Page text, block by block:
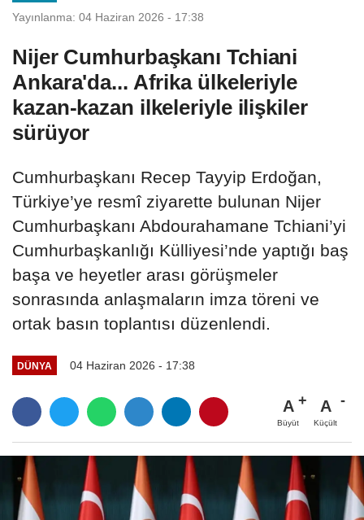
Yayınlanma: 04 Haziran 2026 - 17:38
Nijer Cumhurbaşkanı Tchiani
Ankara'da... Afrika ülkeleriyle
kazan-kazan ilkeleriyle ilişkiler
sürüyor
Cumhurbaşkanı Recep Tayyip Erdoğan,
Türkiye’ye resmî ziyarette bulunan Nijer
Cumhurbaşkanı Abdourahamane Tchiani’yi
Cumhurbaşkanlığı Külliyesi’nde yaptığı baş
başa ve heyetler arası görüşmeler
sonrasında anlaşmaların imza töreni ve
ortak basın toplantısı düzenlendi.
DÜNYA 04 Haziran 2026 - 17:38
A
Büyüt
A
Küçült